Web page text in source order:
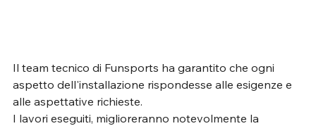
Il team tecnico di Funsports ha garantito che ogni
aspetto dell'installazione rispondesse alle esigenze e
alle aspettative richieste.
I lavori eseguiti, miglioreranno notevolmente la